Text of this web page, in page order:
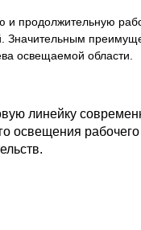
и продолжительную
Значительным
освещаемой области.
линейку
освещения